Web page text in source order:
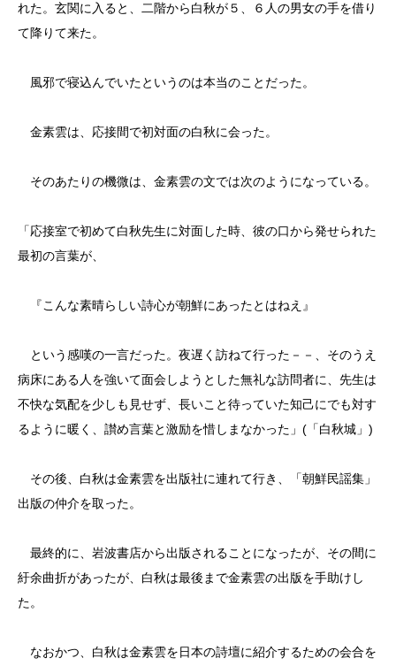
れた。玄関に入ると、二階から白秋が５、６人の男女の手を借り
て降りて来た。
風邪で寝込んでいたというのは本当のことだった。
金素雲は、応接間で初対面の白秋に会った。
そのあたりの機微は、金素雲の文では次のようになっている。
「応接室で初めて白秋先生に対面した時、彼の口から発せられた
最初の言葉が、
『こんな素晴らしい詩心が朝鮮にあったとはねえ』
という感嘆の一言だった。夜遅く訪ねて行った－－、そのうえ
病床にある人を強いて面会しようとした無礼な訪問者に、先生は
不快な気配を少しも見せず、長いこと待っていた知己にでも対す
るように暖く、讃め言葉と激励を惜しまなかった」(「白秋城」)
その後、白秋は金素雲を出版社に連れて行き、「朝鮮民謡集」
出版の仲介を取った。
最終的に、岩波書店から出版されることになったが、その間に
紆余曲折があったが、白秋は最後まで金素雲の出版を手助けし
た。
なおかつ、白秋は金素雲を日本の詩壇に紹介するための会合を